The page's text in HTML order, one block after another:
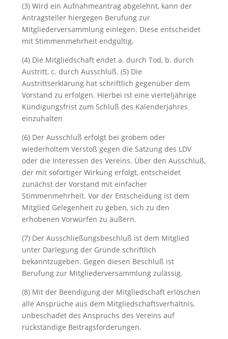
(3) Wird ein Aufnahmeantrag abgelehnt, kann der
Antragsteller hiergegen Berufung zur
Mitgliederversammlung einlegen. Diese entscheidet
mit Stimmenmehrheit endgültig.
(4) Die Mitgliedschaft endet a. durch Tod, b. durch
Austritt, c. durch Ausschluß. (5) Die
Austrittserklärung hat schriftlich gegenüber dem
Vorstand zu erfolgen. Hierbei ist eine vierteljährige
Kündigungsfrist zum Schluß des Kalenderjahres
einzuhalten
(6) Der Ausschluß erfolgt bei grobem oder
wiederholtem Verstoß gegen die Satzung des LDV
oder die Interessen des Vereins. Über den Ausschluß,
der mit sofortiger Wirkung erfolgt, entscheidet
zunächst der Vorstand mit einfacher
Stimmenmehrheit. Vor der Entscheidung ist dem
Mitglied Gelegenheit zu geben, sich zu den
erhobenen Vorwürfen zu äußern.
(7) Der Ausschließungsbeschluß ist dem Mitglied
unter Darlegung der Gründe schriftlich
bekanntzugeben. Gegen diesen Beschluß ist
Berufung zur Mitgliederversammlung zulässig.
(8) Mit der Beendigung der Mitgliedschaft erlöschen
alle Ansprüche aus dem Mitgliedschaftsverhältnis,
unbeschadet des Anspruchs des Vereins auf
rückständige Beitragsforderungen.